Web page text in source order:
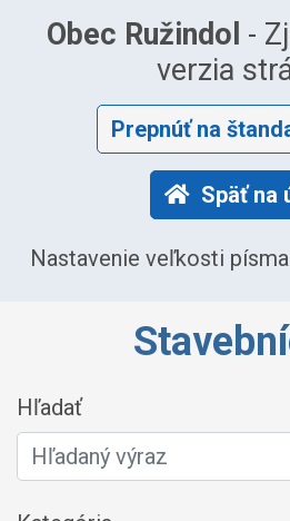
Obec Ružindol -
verzia
Prepnúť na
Späť na
Nastavenie veľkosti písma
Hľadať